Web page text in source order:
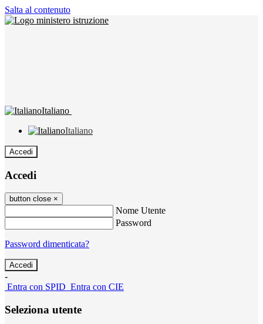
Salta al contenuto
Italiano
Italiano
Accedi
Accedi
button close ×
Nome Utente
Password
Password dimenticata?
-
Entra con SPID Entra con CIE
Seleziona utente